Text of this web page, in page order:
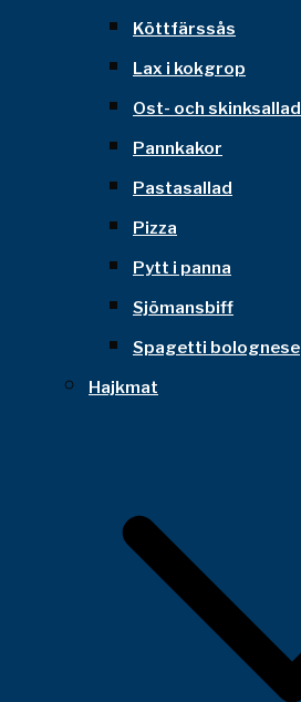
Köttfärssås
Lax i kokgrop
Ost- och skinksallad
Pannkakor
Pastasallad
Pizza
Pytt i panna
Sjömansbiff
Spagetti bolognese
Hajkmat